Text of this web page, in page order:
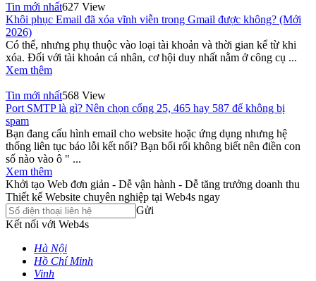
Tin mới nhất627 View
Khôi phục Email đã xóa vĩnh viễn trong Gmail được không? (Mới
2026)
Có thể, nhưng phụ thuộc vào loại tài khoản và thời gian kể từ khi
xóa. Đối với tài khoản cá nhân, cơ hội duy nhất nằm ở công cụ ...
Xem thêm
Tin mới nhất568 View
Port SMTP là gì? Nên chọn cổng 25, 465 hay 587 để không bị
spam
Bạn đang cấu hình email cho website hoặc ứng dụng nhưng hệ
thống liên tục báo lỗi kết nối? Bạn bối rối không biết nên điền con
số nào vào ô " ...
Xem thêm
Khởi tạo Web đơn giản - Dễ vận hành - Dễ tăng trưởng doanh thu
Thiết kế Website chuyên nghiệp tại Web4s ngay
Gửi
Kết nối với Web4s
Hà Nội
Hồ Chí Minh
Vinh